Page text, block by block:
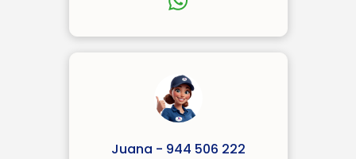
Juana - 944 506 222